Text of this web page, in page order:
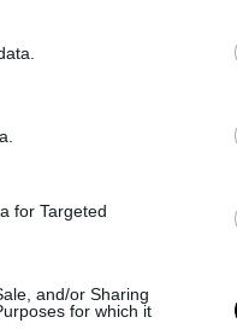
for Targeted
and/or Sharing
for which it